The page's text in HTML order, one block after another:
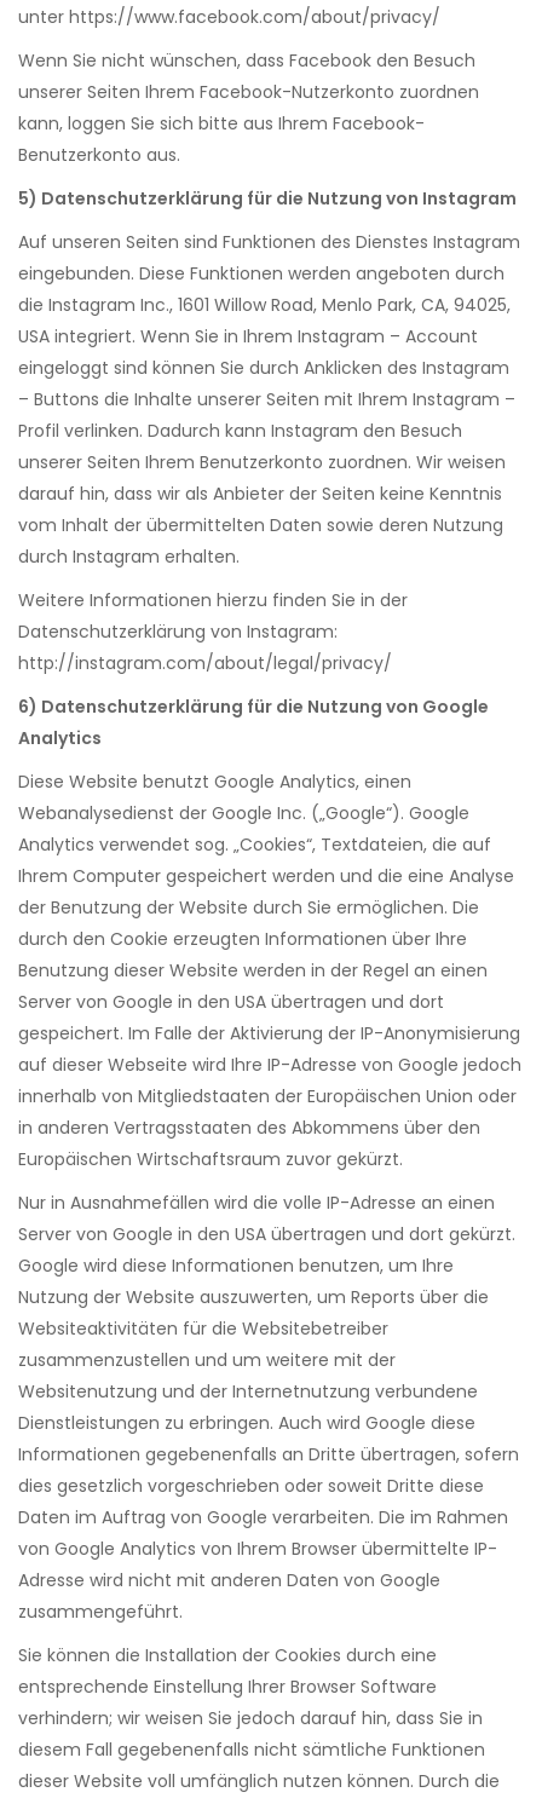
unter https://www.facebook.com/about/privacy/
Wenn Sie nicht wünschen, dass Facebook den Besuch
unserer Seiten Ihrem Facebook-Nutzerkonto zuordnen
kann, loggen Sie sich bitte aus Ihrem Facebook-
Benutzerkonto aus.
5) Datenschutzerklärung für die Nutzung von Instagram
Auf unseren Seiten sind Funktionen des Dienstes Instagram
eingebunden. Diese Funktionen werden angeboten durch
die Instagram Inc., 1601 Willow Road, Menlo Park, CA, 94025,
USA integriert. Wenn Sie in Ihrem Instagram – Account
eingeloggt sind können Sie durch Anklicken des Instagram
– Buttons die Inhalte unserer Seiten mit Ihrem Instagram –
Profil verlinken. Dadurch kann Instagram den Besuch
unserer Seiten Ihrem Benutzerkonto zuordnen. Wir weisen
darauf hin, dass wir als Anbieter der Seiten keine Kenntnis
vom Inhalt der übermittelten Daten sowie deren Nutzung
durch Instagram erhalten.
Weitere Informationen hierzu finden Sie in der
Datenschutzerklärung von Instagram:
http://instagram.com/about/legal/privacy/
6) Datenschutzerklärung für die Nutzung von Google
Analytics
Diese Website benutzt Google Analytics, einen
Webanalysedienst der Google Inc. („Google“). Google
Analytics verwendet sog. „Cookies“, Textdateien, die auf
Ihrem Computer gespeichert werden und die eine Analyse
der Benutzung der Website durch Sie ermöglichen. Die
durch den Cookie erzeugten Informationen über Ihre
Benutzung dieser Website werden in der Regel an einen
Server von Google in den USA übertragen und dort
gespeichert. Im Falle der Aktivierung der IP-Anonymisierung
auf dieser Webseite wird Ihre IP-Adresse von Google jedoch
innerhalb von Mitgliedstaaten der Europäischen Union oder
in anderen Vertragsstaaten des Abkommens über den
Europäischen Wirtschaftsraum zuvor gekürzt.
Nur in Ausnahmefällen wird die volle IP-Adresse an einen
Server von Google in den USA übertragen und dort gekürzt.
Google wird diese Informationen benutzen, um Ihre
Nutzung der Website auszuwerten, um Reports über die
Websiteaktivitäten für die Websitebetreiber
zusammenzustellen und um weitere mit der
Websitenutzung und der Internetnutzung verbundene
Dienstleistungen zu erbringen. Auch wird Google diese
Informationen gegebenenfalls an Dritte übertragen, sofern
dies gesetzlich vorgeschrieben oder soweit Dritte diese
Daten im Auftrag von Google verarbeiten. Die im Rahmen
von Google Analytics von Ihrem Browser übermittelte IP-
Adresse wird nicht mit anderen Daten von Google
zusammengeführt.
Sie können die Installation der Cookies durch eine
entsprechende Einstellung Ihrer Browser Software
verhindern; wir weisen Sie jedoch darauf hin, dass Sie in
diesem Fall gegebenenfalls nicht sämtliche Funktionen
dieser Website voll umfänglich nutzen können. Durch die